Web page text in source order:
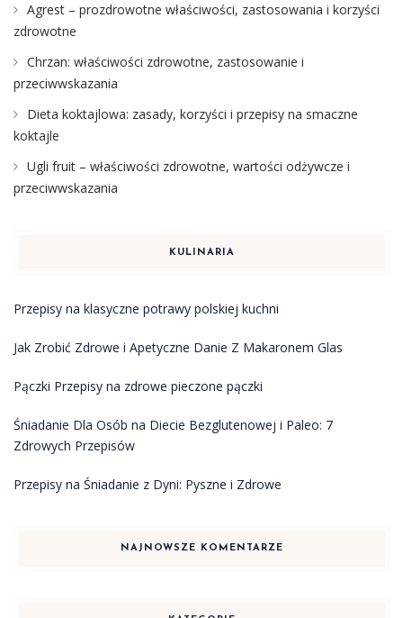
Agrest – prozdrowotne właściwości, zastosowania i korzyści
zdrowotne
Chrzan: właściwości zdrowotne, zastosowanie i
przeciwwskazania
Dieta koktajlowa: zasady, korzyści i przepisy na smaczne
koktajle
Ugli fruit – właściwości zdrowotne, wartości odżywcze i
przeciwwskazania
KULINARIA
Przepisy na klasyczne potrawy polskiej kuchni
Jak Zrobić Zdrowe i Apetyczne Danie Z Makaronem Glas
Pączki Przepisy na zdrowe pieczone pączki
Śniadanie Dla Osób na Diecie Bezglutenowej i Paleo: 7
Zdrowych Przepisów
Przepisy na Śniadanie z Dyni: Pyszne i Zdrowe
NAJNOWSZE KOMENTARZE